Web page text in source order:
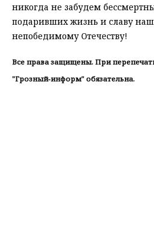
никогда не забудем
подаривших жизнь и славу
непобедимому Отечеству!
Все права защищены. При
"Грозный-информ" обязательна.